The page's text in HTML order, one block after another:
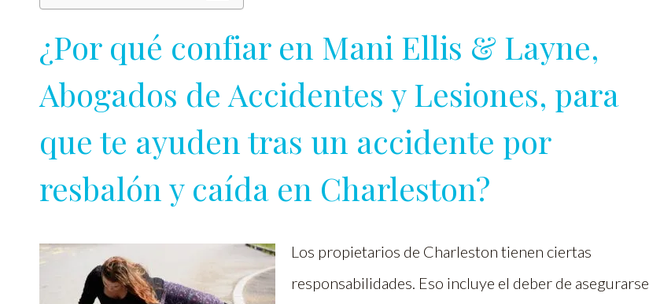
¿Por qué confiar en Mani Ellis & Layne,
Abogados de Accidentes y Lesiones, para
que te ayuden tras un accidente por
resbalón y caída en Charleston?
Los propietarios de Charleston tienen ciertas
responsabilidades. Eso incluye el deber de asegurarse